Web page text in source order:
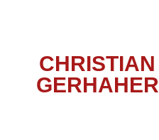
CHRISTIAN
GERHAHER